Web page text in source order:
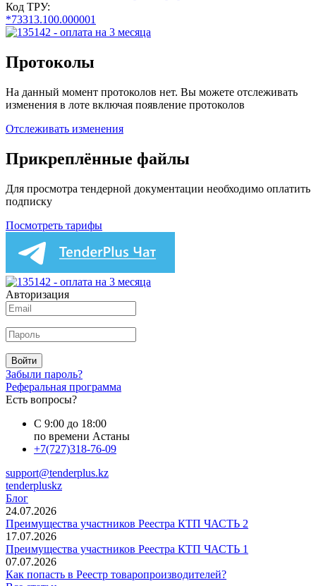
Код ТРУ:
*73313.100.000001
Протоколы
На данный момент протоколов нет. Вы можете отслеживать
изменения в лоте включая появление протоколов
Отслеживать изменения
Прикреплённые файлы
Для просмотра тендерной документации необходимо оплатить
подписку
Посмотреть тарифы
Авторизация
Войти
Забыли пароль?
Реферальная программа
Есть вопросы?
С 9:00 до 18:00
по времени Астаны
+7(727)318-76-09
support@tenderplus.kz
tenderpluskz
Блог
24.07.2026
Преимущества участников Реестра КТП ЧАСТЬ 2
17.07.2026
Преимущества участников Реестра КТП ЧАСТЬ 1
07.07.2026
Как попасть в Реестр товаропроизводителей?